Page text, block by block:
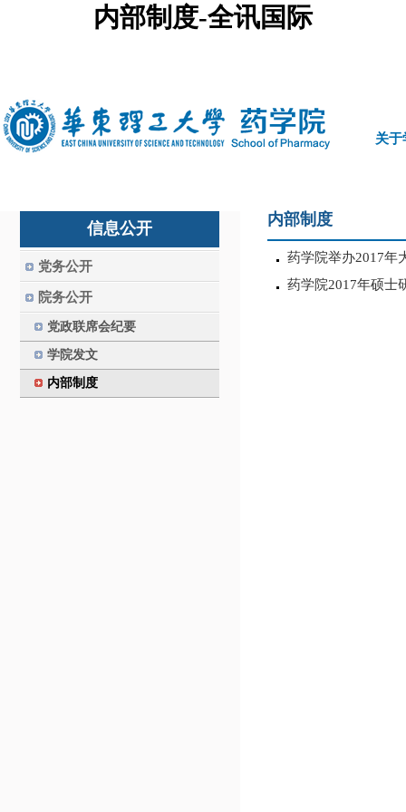
内部制度-全讯国际
关于
信息公开
党务公开
院务公开
党政联席会纪要
学院发文
内部制度
内部制度
药学院举办2017年
药学院2017年硕士